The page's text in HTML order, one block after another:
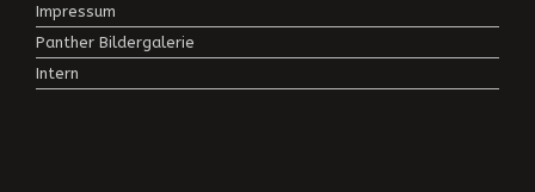
Impressum
Panther Bildergalerie
Intern